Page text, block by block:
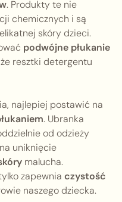
. Produkty te nie
chemicznych i są
skóry dzieci.
podwójne płukanie
resztki detergentu
najlepiej postawić na
. Ubranka
od odzieży
uniknięcie
malucha.
zapewnia czystość
naszego dziecka.